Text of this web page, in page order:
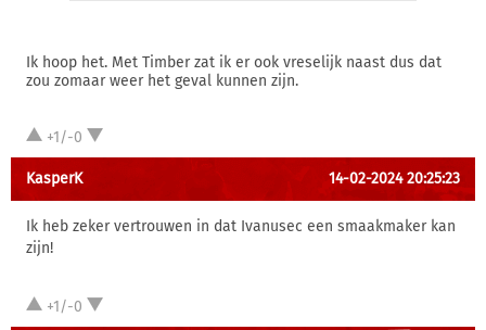
Ik hoop het. Met Timber zat ik er ook vreselijk naast dus dat
zou zomaar weer het geval kunnen zijn.
+1/-0
KasperK 14-02-2024 20:25:23
Ik heb zeker vertrouwen in dat Ivanusec een smaakmaker kan
zijn!
+1/-0